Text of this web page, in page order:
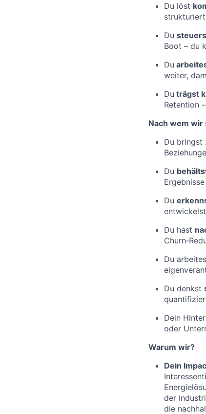
Du löst
Du
Boot – du
Du
weiter,
Du trägst
Retention
Nach wem wir
Du bringst
Du
Du
Du hast
Du
Du denkst
Dein
oder
Warum wir?
Dein
der
die